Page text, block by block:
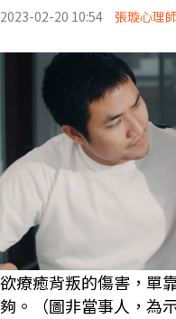
2023-02-20 10:54 張璇心理
欲療癒背叛的傷害，單
夠。（圖非當事人，為